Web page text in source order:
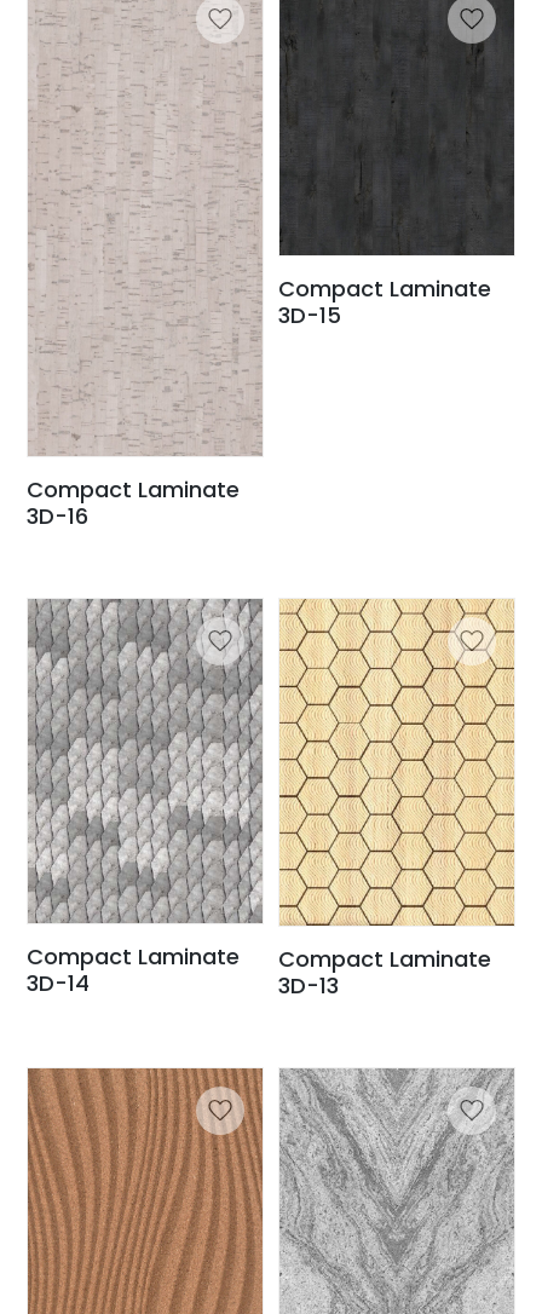
Compact Laminate
3D-16
Compact Laminate
3D-15
Compact Laminate
3D-14
Compact Laminate
3D-13